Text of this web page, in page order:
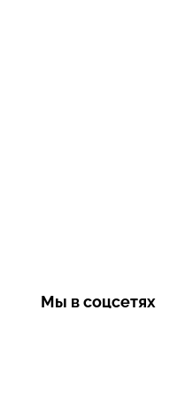
Мы в соцсетях